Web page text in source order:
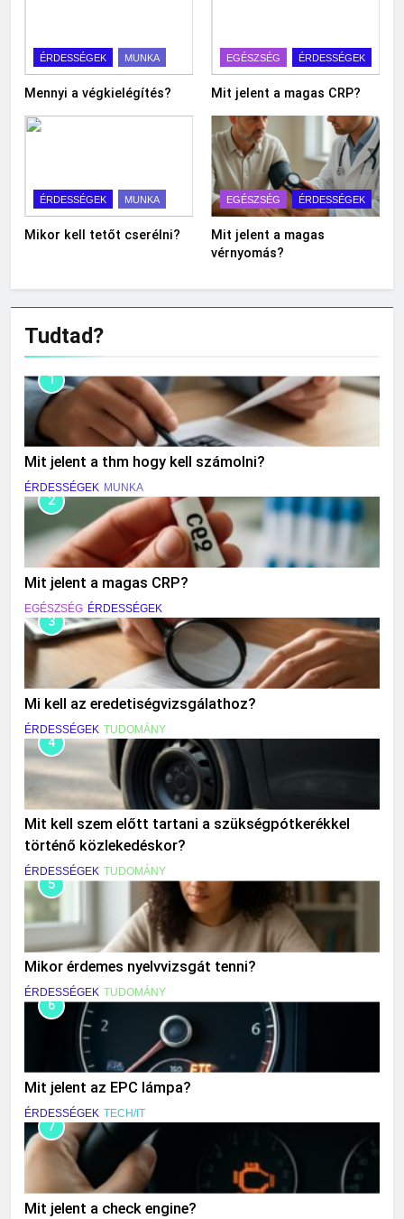
ÉRDESSÉGEK MUNKA
Mennyi a végkielégítés?
EGÉSZSÉG ÉRDESSÉGEK
Mit jelent a magas CRP?
ÉRDESSÉGEK MUNKA
Mikor kell tetőt cserélni?
EGÉSZSÉG ÉRDESSÉGEK
Mit jelent a magas
vérnyomás?
Tudtad?
1
Mit jelent a thm hogy kell számolni?
ÉRDESSÉGEK MUNKA
2
Mit jelent a magas CRP?
EGÉSZSÉG ÉRDESSÉGEK
3
Mi kell az eredetiségvizsgálathoz?
ÉRDESSÉGEK TUDOMÁNY
4
Mit kell szem előtt tartani a szükségpótkerékkel
történő közlekedéskor?
ÉRDESSÉGEK TUDOMÁNY
5
Mikor érdemes nyelvvizsgát tenni?
ÉRDESSÉGEK TUDOMÁNY
6
Mit jelent az EPC lámpa?
ÉRDESSÉGEK TECH/IT
7
Mit jelent a check engine?